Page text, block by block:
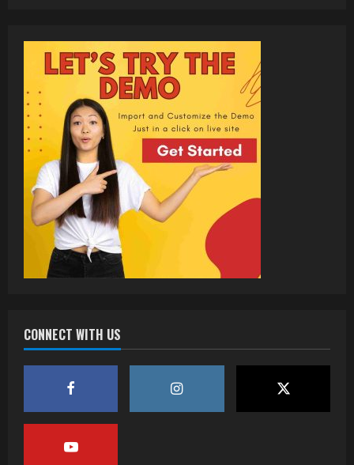
CONNECT WITH US
वर्ल्डवाइड रिकॉर्ड्स भोजपुरी का नया धमाकेदार गाना
जल्द, दुबई की खूबसूरत लोकेशन्स पर हो रही है